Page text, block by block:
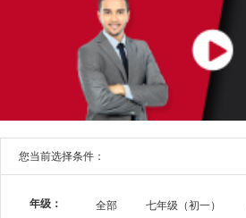
您当前选择条件：
年级： 全部 七年级（初一）